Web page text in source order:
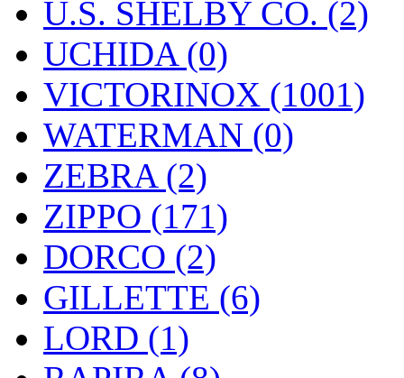
U.S. SHELBY CO. (2)
UCHIDA (0)
VICTORINOX (1001)
WATERMAN (0)
ZEBRA (2)
ZIPPO (171)
DORCO (2)
GILLETTE (6)
LORD (1)